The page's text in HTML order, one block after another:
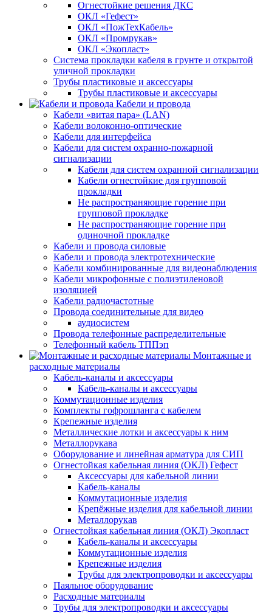
Огнестойкие решения ДКС
ОКЛ «Гефест»
ОКЛ «ПожТехКабель»
ОКЛ «Промрукав»
ОКЛ «Экопласт»
Система прокладки кабеля в грунте и открытой
уличной прокладки
Трубы пластиковые и аксессуары
Трубы пластиковые и аксессуары
Кабели и провода
Кабели «витая пара» (LAN)
Кабели волоконно-оптические
Кабели для интерфейса
Кабели для систем охранно-пожарной
сигнализации
Кабели для систем охранной сигнализации
Кабели огнестойкие для групповой
прокладки
Не распространяющие горение при
групповой прокладке
Не распространяющие горение при
одиночной прокладке
Кабели и провода силовые
Кабели и провода электротехнические
Кабели комбинированные для видеонаблюдения
Кабели микрофонные с полиэтиленовой
изоляцией
Кабели радиочастотные
Провода соединительные для видео
аудиосистем
Провода телефонные распределительные
Телефонный кабель ТППэп
Монтажные и
расходные материалы
Кабель-каналы и аксессуары
Кабель-каналы и аксессуары
Коммутационные изделия
Комплекты гофрошланга с кабелем
Крепежные изделия
Металлические лотки и аксессуары к ним
Металлорукава
Оборудование и линейная арматура для СИП
Огнестойкая кабельная линия (ОКЛ) Гефест
Аксессуары для кабельной линии
Кабель-каналы
Коммутационные изделия
Крепёжные изделия для кабельной линии
Металлорукав
Огнестойкая кабельная линия (ОКЛ) Экопласт
Кабель-каналы и аксессуары
Коммутационные изделия
Крепежные изделия
Трубы для электропроводки и аксессуары
Паяльное оборудование
Расходные материалы
Трубы для электропроводки и аксессуары